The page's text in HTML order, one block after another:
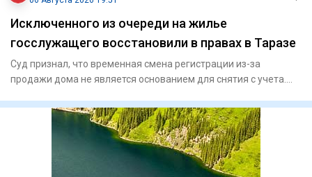
Исключенного из очереди на жилье
госслужащего восстановили в правах в Таразе
Суд признал, что временная смена регистрации из-за
продажи дома не является основанием для снятия с учета.